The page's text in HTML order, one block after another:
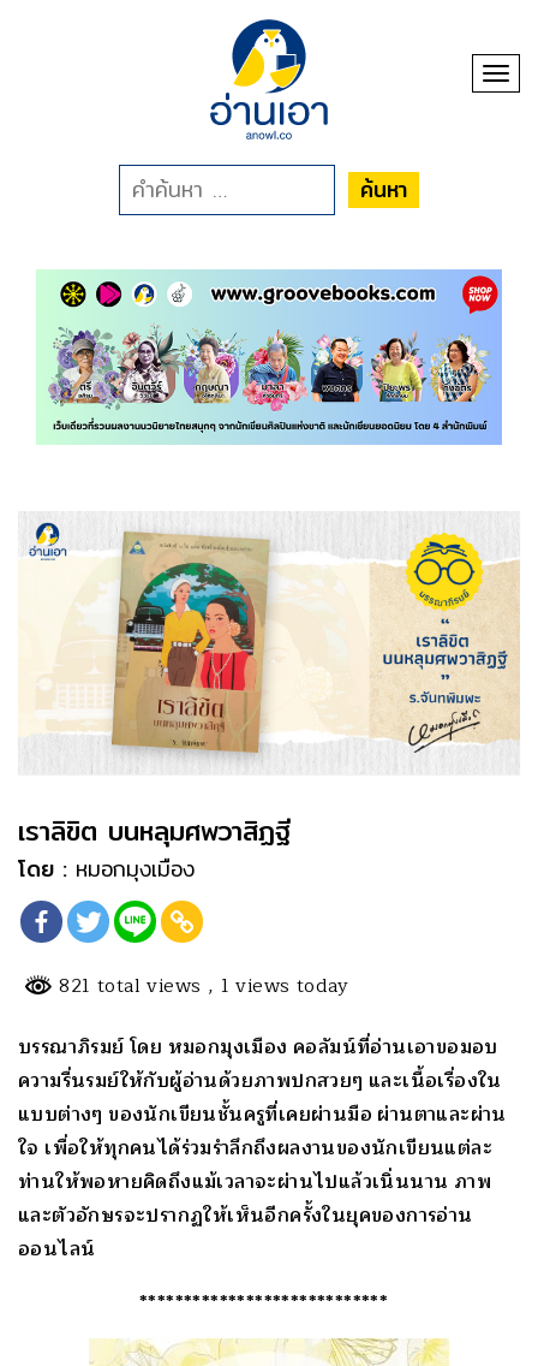
ค้นหา
เราลิขิต บนหลุมศพวาสิฏฐี
โดย : หมอกมุงเมือง
821 total views , 1 views today
บรรณาภิรมย์ โดย หมอกมุงเมือง คอลัมน์ที่อ่านเอาขอมอบ
ความรื่นรมย์ให้กับผู้อ่านด้วยภาพปกสวยๆ และเนื้อเรื่องใน
แบบต่างๆ ของนักเขียนชั้นครูที่เคยผ่านมือ ผ่านตาและผ่าน
ใจ เพื่อให้ทุกคนได้ร่วมรำลึกถึงผลงานของนักเขียนแต่ละ
ท่านให้พอหายคิดถึงแม้เวลาจะผ่านไปแล้วเนิ่นนาน ภาพ
และตัวอักษรจะปรากฏให้เห็นอีกครั้งในยุคของการอ่าน
ออนไลน์
****************************